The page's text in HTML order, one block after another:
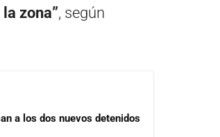
zona”, según
a los dos nuevos detenidos